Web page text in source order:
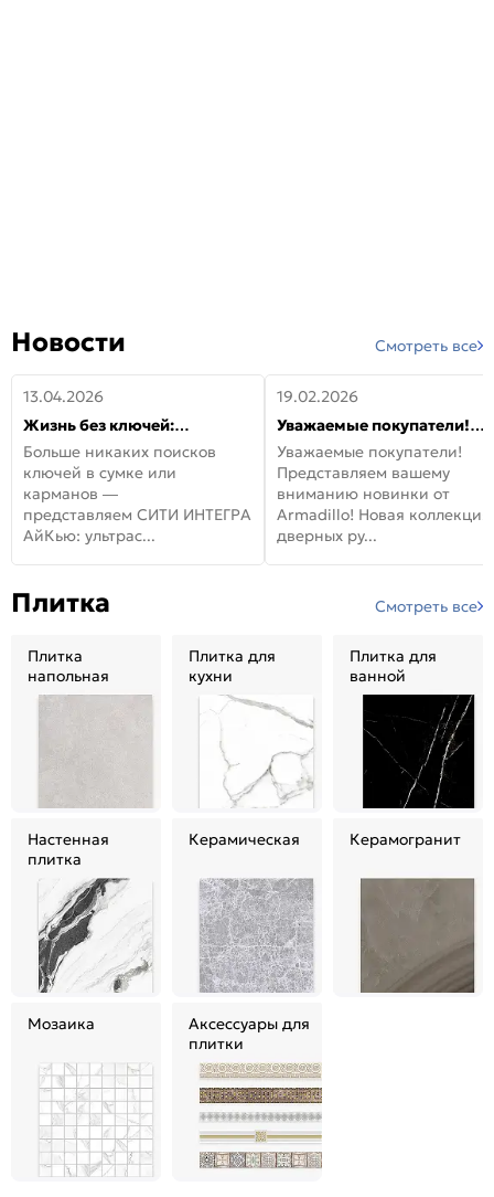
Новости Смотреть все
13.04.2026
Жизнь без ключей:
встречайте новую дверь
СИТИ ИНТЕГРА АйКью!
Больше никаких поисков
ключей в сумке или
карманов —
представляем СИТИ ИНТЕГРА
АйКью: ультрас...
19.02.2026
Уважаемые покупатели!
Представляем вашему
вниманию новинки от
Armadillo!
Уважаемые покупатели!
Представляем вашему
вниманию новинки от
Armadillo! Новая коллекция
дверных ру...
Плитка Смотреть все
Плитка
напольная
Плитка для
кухни
Плитка для
ванной
Настенная
плитка
Керамическая Керамогранит
Мозаика
Аксессуары для
плитки